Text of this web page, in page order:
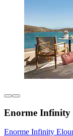
Enorme Infinity
Enorme Infinity